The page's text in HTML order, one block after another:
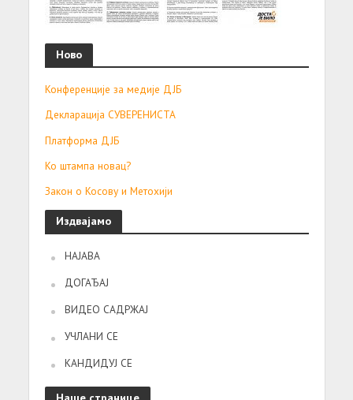
Ново
Конференције за медије ДЈБ
Декларација СУВЕРЕНИСТА
Платформа ДЈБ
Ко штампа новац?
Закон о Косову и Метохији
Издвајамо
НАЈАВА
ДОГАЂАЈ
ВИДЕО САДРЖАЈ
УЧЛАНИ СЕ
КАНДИДУЈ СЕ